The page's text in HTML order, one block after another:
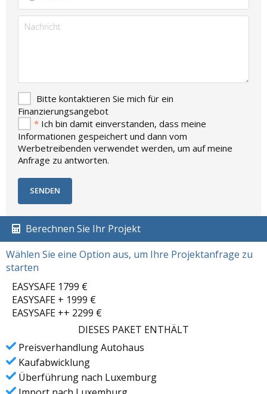
Berechnen Sie Ihr Projekt
Wählen Sie eine Option aus, um Ihre Projektanfrage zu
starten
EASYSAFE 1799 €
EASYSAFE + 1999 €
EASYSAFE ++ 2299 €
DIESES PAKET ENTHÄLT
Preisverhandlung Autohaus
Kaufabwicklung
Überführung nach Luxemburg
Bitte kontaktieren Sie mich für ein
Finanzierungsangebot
* Ich bin damit einverstanden, dass meine
Informationen gespeichert und dann vom
Werbetreibenden verwendet werden, um auf meine
Anfrage zu antworten.